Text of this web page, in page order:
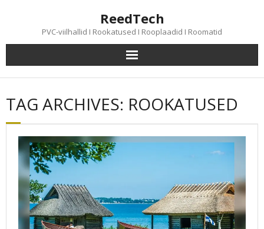
ReedTech
PVC-viilhallid I Rookatused I Rooplaadid I Roomatid
TAG ARCHIVES: ROOKATUSED